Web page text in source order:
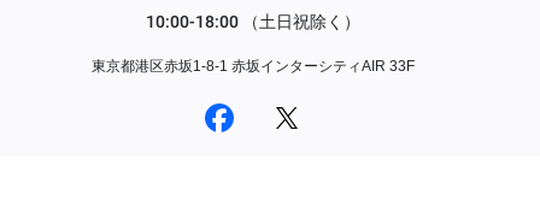
東京都港区赤坂1-8-1 赤坂インターシティAIR 33F